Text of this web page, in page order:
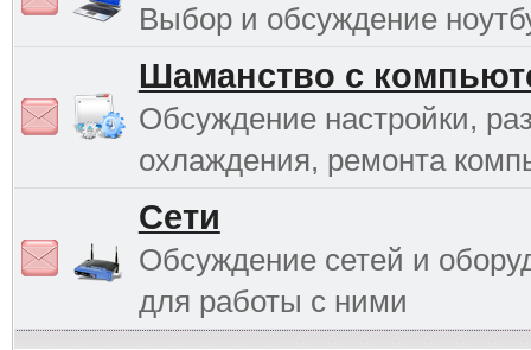
Выбор и обсуждение
Шаманство с
Обсуждение настройки,
охлаждения, ремонта
Сети
Обсуждение сетей и
для работы с ними